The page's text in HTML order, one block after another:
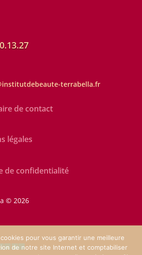
terrabella.fr
de contact
légales
de confidentialité
© 2026
pour vous garantir une meilleure
de notre site Internet et comptabiliser